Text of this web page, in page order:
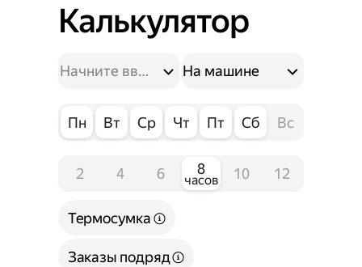
Калькулятор
На машине
Пн Вт Ср Чт Пт Сб Вс
2 4 6 8
часов 10 12
Термосумка
Заказы подряд